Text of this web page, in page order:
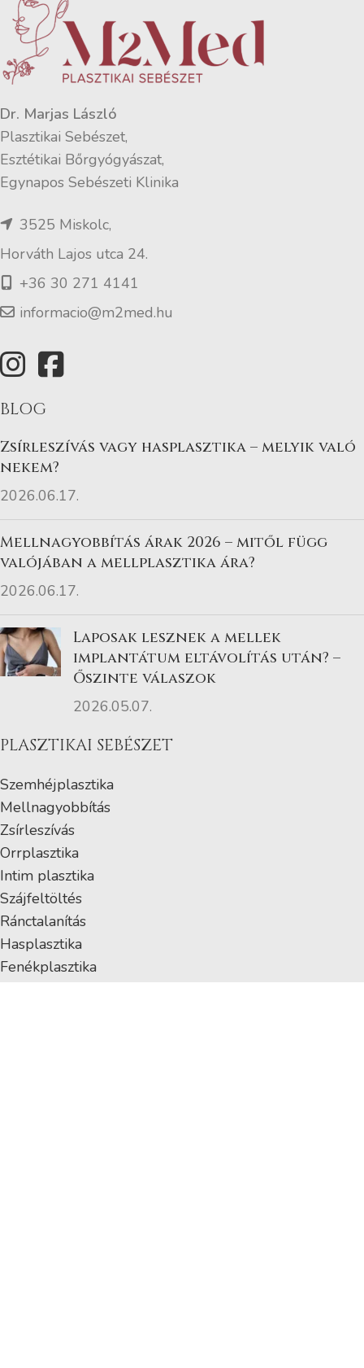
Dr. Marjas László
Plasztikai Sebészet,
Esztétikai Bőrgyógyászat,
Egynapos Sebészeti Klinika
3525 Miskolc,
Horváth Lajos utca 24.
+36 30 271 4141
informacio@m2med.hu
BLOG
Zsírleszívás vagy hasplasztika – melyik való
nekem?
2026.06.17.
Mellnagyobbítás árak 2026 – mitől függ
valójában a mellplasztika ára?
2026.06.17.
Laposak lesznek a mellek
implantátum eltávolítás után? –
Őszinte válaszok
2026.05.07.
PLASZTIKAI SEBÉSZET
Szemhéjplasztika
Mellnagyobbítás
Zsírleszívás
Orrplasztika
Intim plasztika
Szájfeltöltés
Ránctalanítás
Hasplasztika
Fenékplasztika